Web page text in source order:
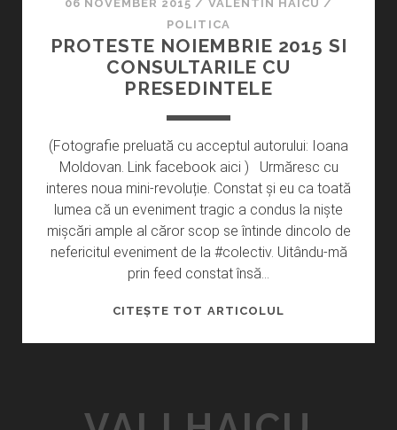
06 NOVEMBER 2015 / VALENTIN HAICU /
POLITICA
PROTESTE NOIEMBRIE 2015 SI
CONSULTARILE CU
PRESEDINTELE
​(Fotografie preluată cu acceptul autorului: Ioana
Moldovan. Link facebook aici ) Urmăresc cu
interes noua mini-revoluție. Constat și eu ca toată
lumea că un eveniment tragic a condus la niște
mișcări ample al căror scop se întinde dincolo de
nefericitul eveniment de la #colectiv. Uitându-mă
prin feed constat însă…
CITEȘTE TOT ARTICOLUL
CU